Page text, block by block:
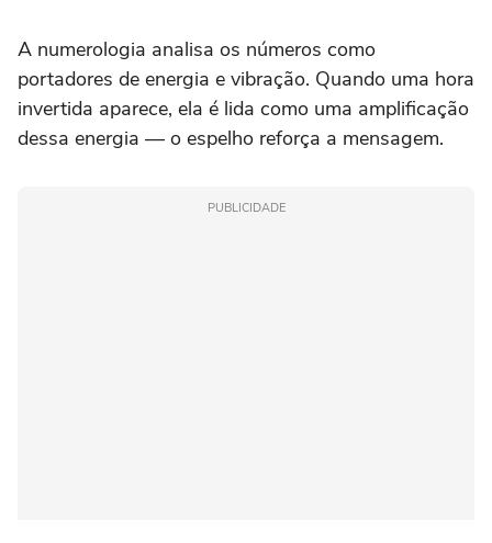
A numerologia analisa os números como
portadores de energia e vibração. Quando uma hora
invertida aparece, ela é lida como uma amplificação
dessa energia — o espelho reforça a mensagem.
PUBLICIDADE